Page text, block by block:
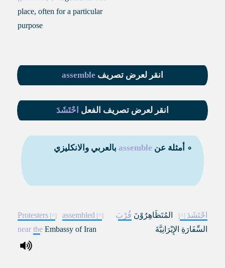
place, often for a particular
purpose
انقر لعرض تصريف assemble
انقر لعرض تصريف الفعل احْتَشَدَ
∘ أمثلة عن assemble بالعربي والانكليزي
احْتَشَدَ المُتَظَاهِرُوْنَ قُرْبَ
السِّفَارَةِ الإِيْرَانِيَّةَ
Protesters
assembled
near the Embassy of Iran